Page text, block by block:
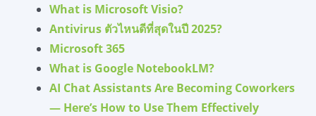
What is Microsoft Visio?
Antivirus ตัวไหนดีที่สุดในปี 2025?
Microsoft 365
What is Google NotebookLM?
AI Chat Assistants Are Becoming Coworkers
— Here’s How to Use Them Effectively